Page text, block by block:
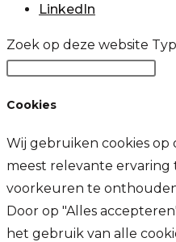
LinkedIn
Zoek op deze website
Cookies
Wij gebruiken cookies op
meest relevante
voorkeuren te
Door op "Alles
het gebruik van alle